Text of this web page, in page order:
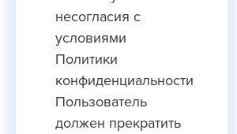
несогласия с
условиями
Политики
конфиденциальности
Пользователь
должен прекратить